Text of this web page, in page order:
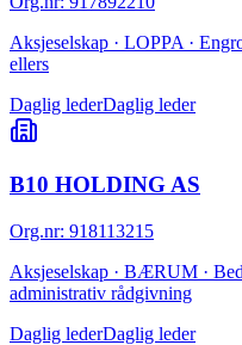
Aksjeselskap · LOPPA ·
ellers
Daglig lederDaglig leder
B10 HOLDING AS
Org.nr: 918113215
Aksjeselskap · BÆRUM ·
administrativ rådgivning
Daglig lederDaglig leder